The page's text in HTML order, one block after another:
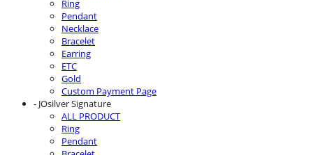
Ring
Pendant
Necklace
Bracelet
Earring
ETC
Gold
Custom Payment Page
- JOsilver Signature
ALL PRODUCT
Ring
Pendant